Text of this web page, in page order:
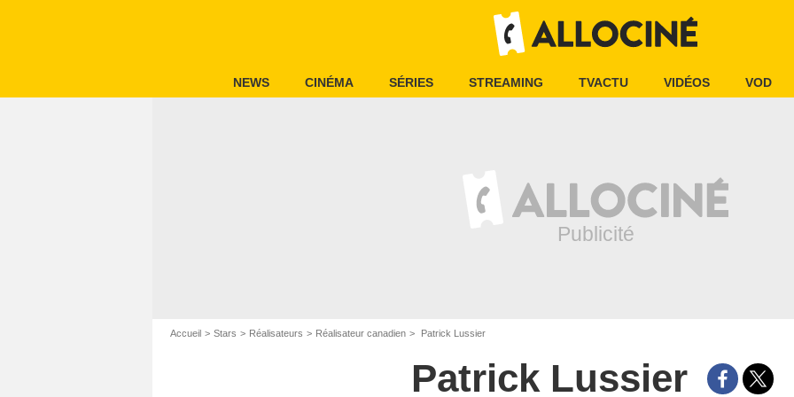
NEWS CINÉMA SÉRIES STREAMING TVACTU VIDÉOS VOD
Accueil Stars Réalisateurs Réalisateur canadien Patrick Lussier
Patrick Lussier